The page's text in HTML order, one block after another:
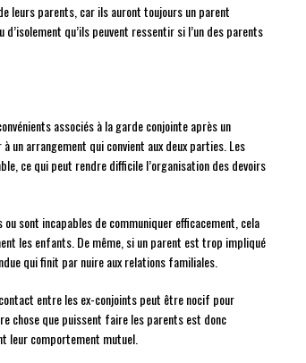
leurs parents, car ils auront toujours un parent
qu’ils peuvent ressentir si l’un des parents
associés à la garde conjointe après un
un arrangement qui convient aux deux parties. Les
ce qui peut rendre difficile l’organisation des devoirs
sont incapables de communiquer efficacement, cela
les enfants. De même, si un parent est trop impliqué
qui finit par nuire aux relations familiales.
entre les ex-conjoints peut être nocif pour
chose que puissent faire les parents est donc
leur comportement mutuel.